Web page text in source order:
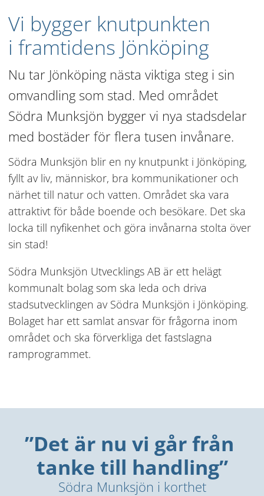
Vi bygger knutpunkten
i framtidens Jönköping
Nu tar Jönköping nästa viktiga steg i sin
omvandling som stad. Med området
Södra Munksjön bygger vi nya stadsdelar
med bostäder för flera tusen invånare.
Södra Munksjön blir en ny knutpunkt i Jönköping,
fyllt av liv, människor, bra kommunikationer och
närhet till natur och vatten. Området ska vara
attraktivt för både boende och besökare. Det ska
locka till nyfikenhet och göra invånarna stolta över
sin stad!
Södra Munksjön Utvecklings AB är ett helägt
kommunalt bolag som ska leda och driva
stadsutvecklingen av Södra Munksjön i Jönköping.
Bolaget har ett samlat ansvar för frågorna inom
området och ska förverkliga det fastslagna
ramprogrammet.
”Det är nu vi går från
tanke till handling”
Södra Munksjön i korthet